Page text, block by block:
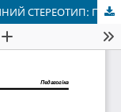
ЛІНГВІСТИЧНА ОСОБИСТІСТЬ І ДИНАМІЧНИЙ СТЕРЕОТИП: ПСИХОЛІНГВІСТИЧНІ ЗАСАДИ ФОРМУВАННЯ В ПРОЦЕСІ ІНШОМОВНОГО НАВЧАННЯ